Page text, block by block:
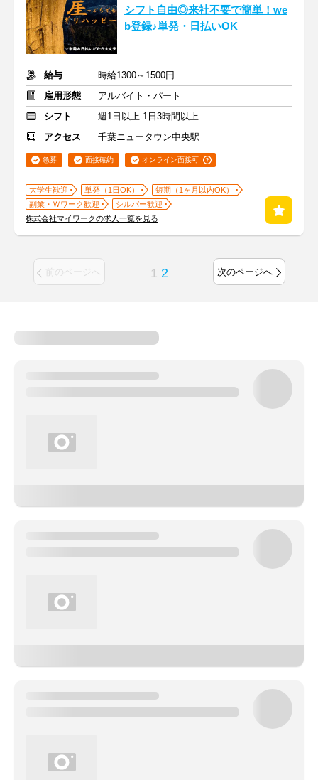
シフト自由◎来社不要で簡単！we
b登録♪単発・日払いOK
給与
時給1300～1500円
雇用形態
アルバイト・パート
シフト
週1日以上 1日3時間以上
アクセス
千葉ニュータウン中央駅
急募 面接確約 オンライン面接可
大学生歓迎 単発（1日OK）
短期（1ヶ月以内OK）
副業・Ｗワーク歓迎
シルバー歓迎
株式会社マイワークの求人一覧を見る
前のページへ 1 2 次のページへ